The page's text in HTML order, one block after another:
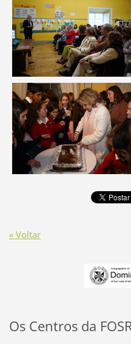
« Voltar
Os Centros da